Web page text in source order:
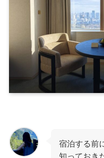
宿泊する前
知っておき